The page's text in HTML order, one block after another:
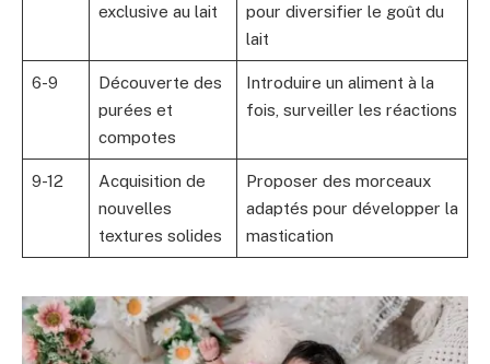
exclusive au lait
pour diversifier le goût du
lait
6-9
Découverte des
purées et
compotes
Introduire un aliment à la
fois, surveiller les réactions
9-12
Acquisition de
nouvelles
textures solides
Proposer des morceaux
adaptés pour développer la
mastication